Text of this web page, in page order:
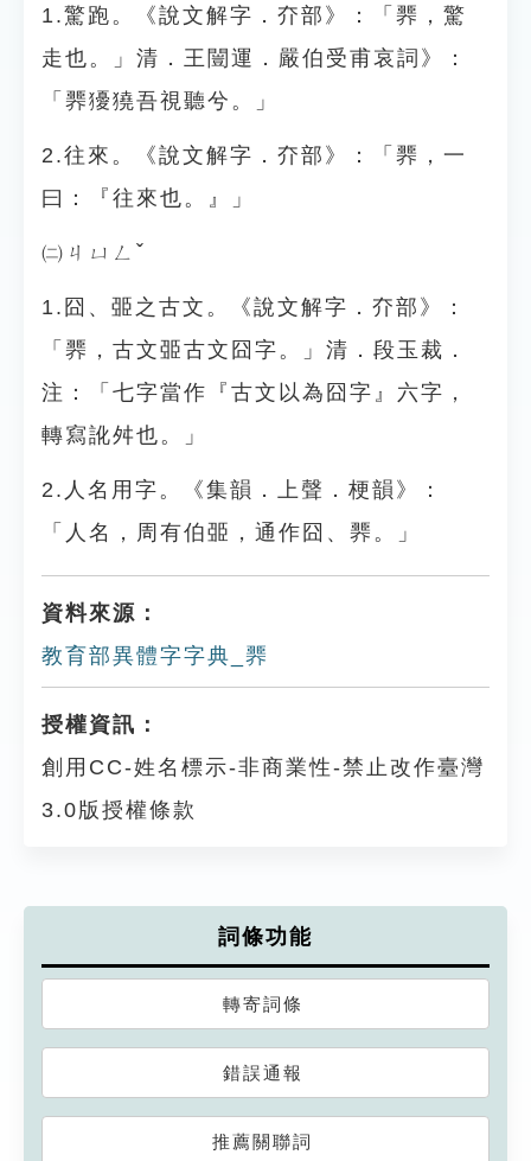
1.驚跑。《說文解字．夰部》：「臩，驚
走也。」清．王闓運．嚴伯受甫哀詞》：
「臩獶獟吾視聽兮。」
2.往來。《說文解字．夰部》：「臩，一
曰：『往來也。』」
㈡ㄐㄩㄥˇ
1.囧、臦之古文。《說文解字．夰部》：
「臩，古文臦古文囧字。」清．段玉裁．
注：「七字當作『古文以為囧字』六字，
轉寫訛舛也。」
2.人名用字。《集韻．上聲．梗韻》：
「人名，周有伯臦，通作囧、臩。」
資料來源：
教育部異體字字典_臩
授權資訊：
創用CC-姓名標示-非商業性-禁止改作臺灣
3.0版授權條款
詞條功能
轉寄詞條
錯誤通報
推薦關聯詞